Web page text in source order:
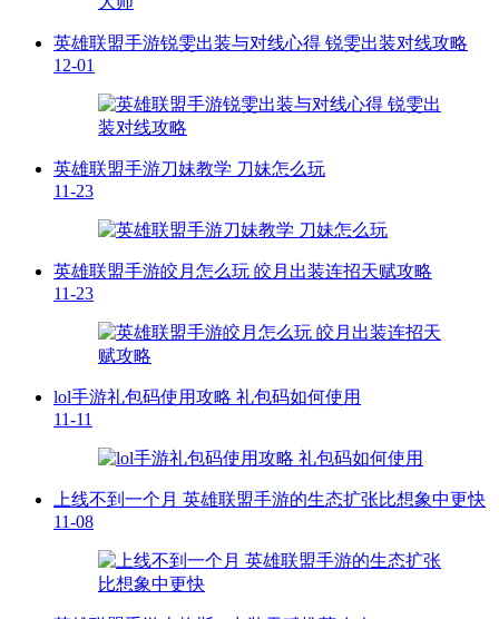
英雄联盟手游锐雯出装与对线心得 锐雯出装对线攻略
12-01
英雄联盟手游刀妹教学 刀妹怎么玩
11-23
英雄联盟手游皎月怎么玩 皎月出装连招天赋攻略
11-23
lol手游礼包码使用攻略 礼包码如何使用
11-11
上线不到一个月 英雄联盟手游的生态扩张比想象中更快
11-08